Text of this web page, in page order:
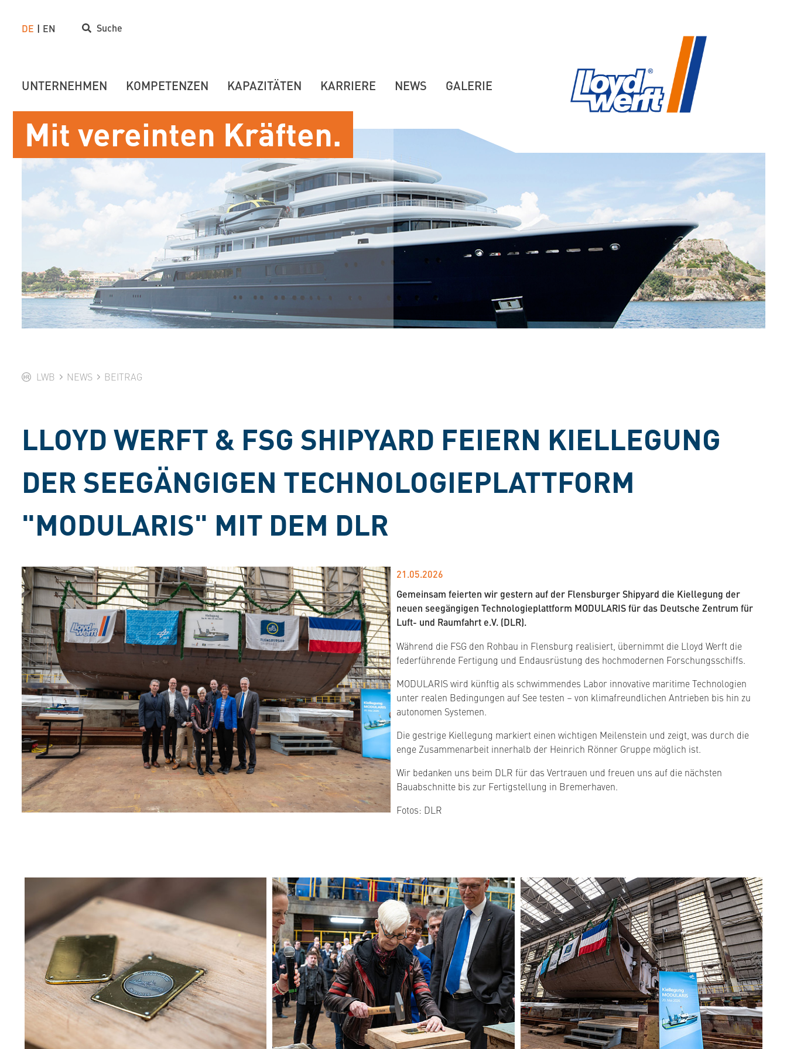
LWB NEWS BEITRAG
LLOYD WERFT & FSG SHIPYARD FEIERN KIELLEGUNG
DER SEEGÄNGIGEN TECHNOLOGIEPLATTFORM
"MODULARIS" MIT DEM DLR
21.05.2026
Gemeinsam feierten wir gestern auf der Flensburger Shipyard die Kiellegung der
neuen seegängigen Technologieplattform MODULARIS für das Deutsche Zentrum für
Luft- und Raumfahrt e.V. (DLR).
Während die FSG den Rohbau in Flensburg realisiert, übernimmt die Lloyd Werft die
federführende Fertigung und Endausrüstung des hochmodernen Forschungsschiffs.
MODULARIS wird künftig als schwimmendes Labor innovative maritime Technologien
unter realen Bedingungen auf See testen – von klimafreundlichen Antrieben bis hin zu
autonomen Systemen.
Die gestrige Kiellegung markiert einen wichtigen Meilenstein und zeigt, was durch die
enge Zusammenarbeit innerhalb der Heinrich Rönner Gruppe möglich ist.
Wir bedanken uns beim DLR für das Vertrauen und freuen uns auf die nächsten
Bauabschnitte bis zur Fertigstellung in Bremerhaven.
Fotos: DLR
Mit vereinten Kräften.
DE EN Suche
UNTERNEHMEN KOMPETENZEN KAPAZITÄTEN KARRIERE NEWS GALERIE